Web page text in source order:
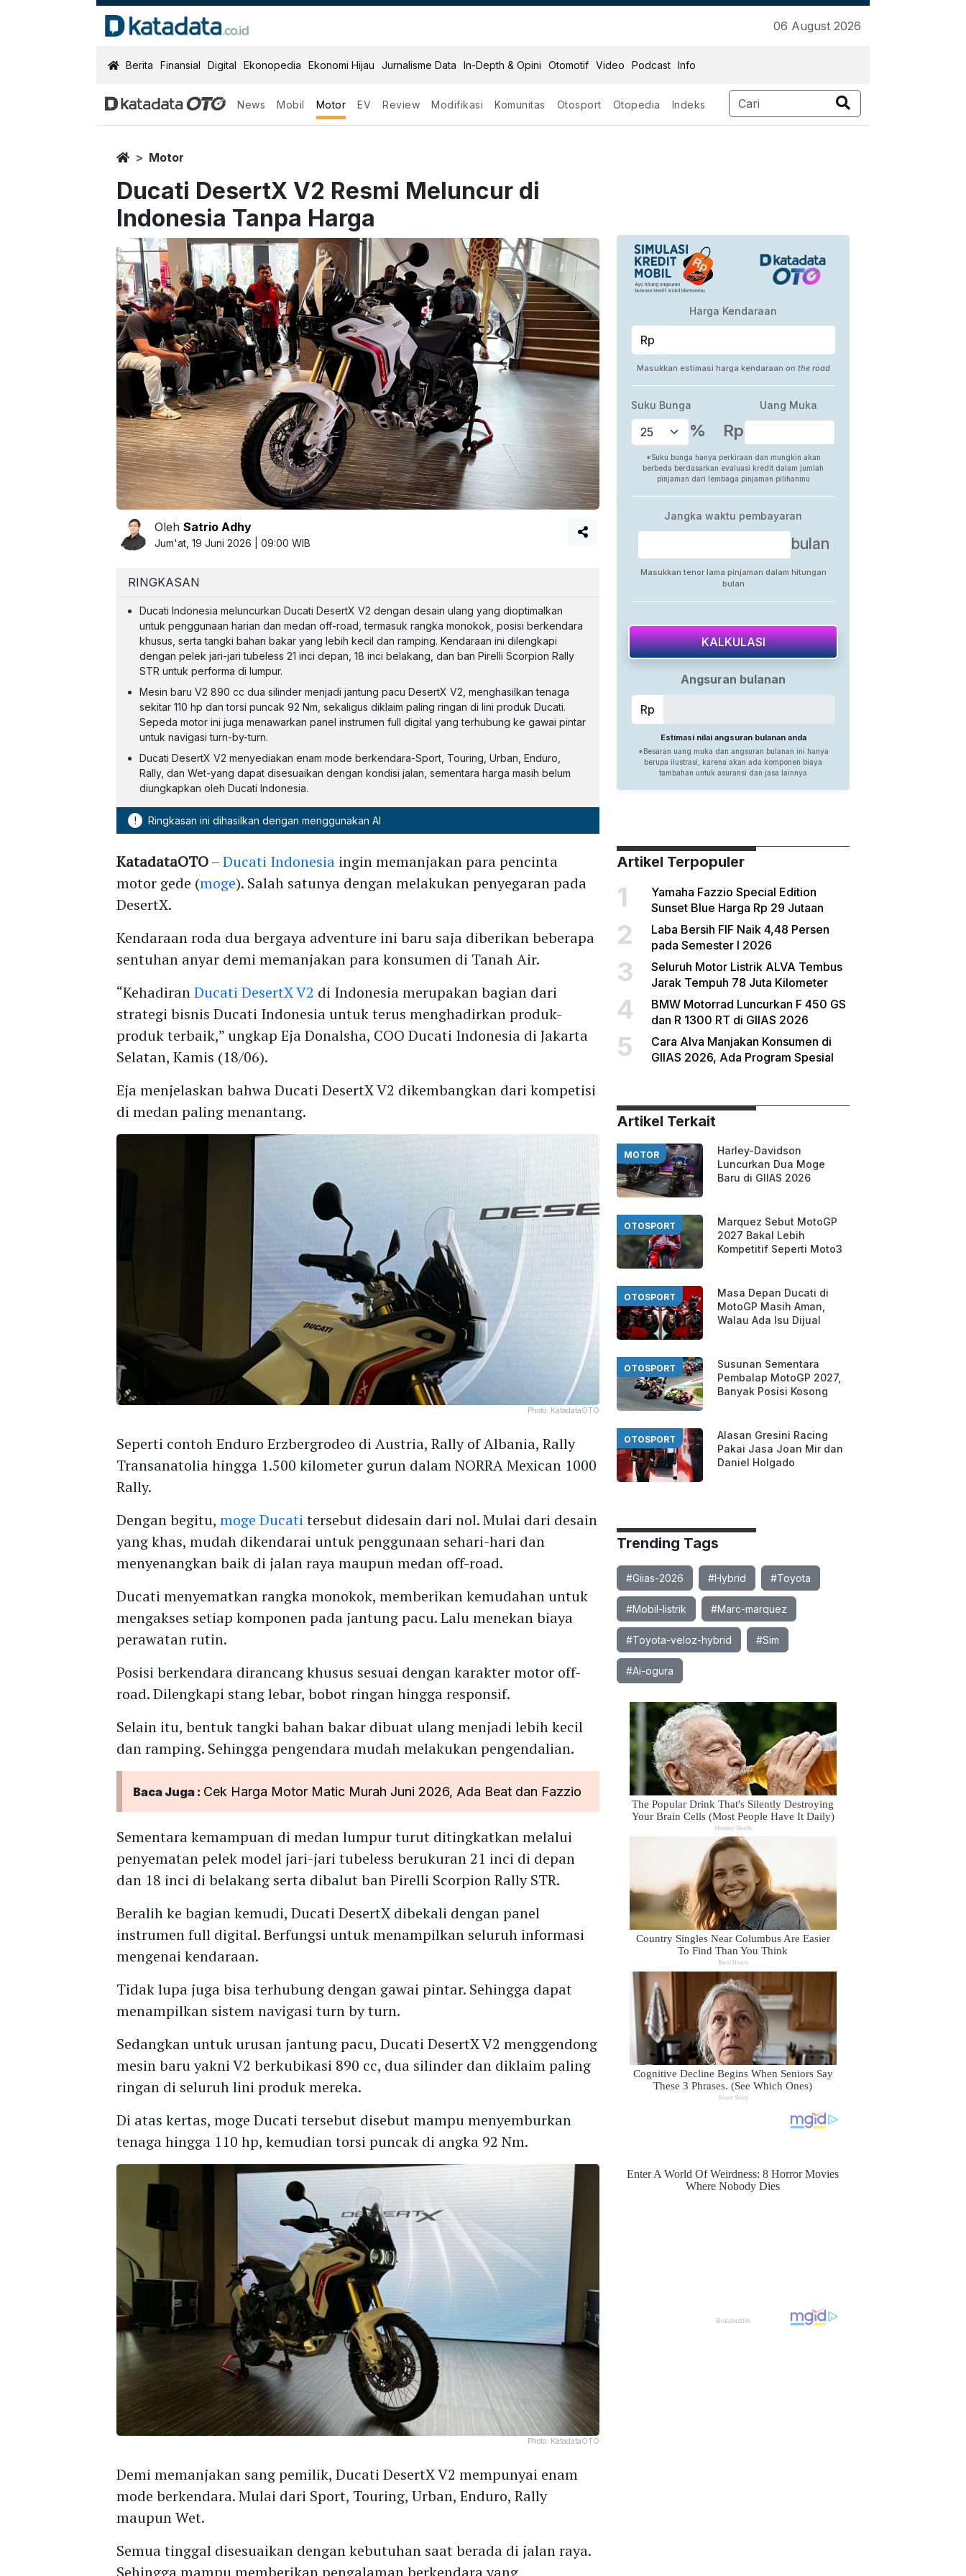
06 August 2026
KatadataOTO
Berita Finansial Digital Ekonopedia Ekonomi Hijau Jurnalisme Data In-Depth & Opini Otomotif Video Podcast Info
News Mobil Motor EV Review Modifikasi Komunitas Otosport Otopedia Indeks
HomeMotor
Ducati DesertX V2 Resmi Meluncur di
Indonesia Tanpa Harga
OlehSatrio Adhy
Jum'at, 19 Juni 2026 | 09:00 WIB
RINGKASAN
Ducati Indonesia meluncurkan Ducati DesertX V2 dengan desain ulang yang dioptimalkan
untuk penggunaan harian dan medan off-road, termasuk rangka monokok, posisi berkendara
khusus, serta tangki bahan bakar yang lebih kecil dan ramping. Kendaraan ini dilengkapi
dengan pelek jari-jari tubeless 21 inci depan, 18 inci belakang, dan ban Pirelli Scorpion Rally
STR untuk performa di lumpur.
Mesin baru V2 890 cc dua silinder menjadi jantung pacu DesertX V2, menghasilkan tenaga
sekitar 110 hp dan torsi puncak 92 Nm, sekaligus diklaim paling ringan di lini produk Ducati.
Sepeda motor ini juga menawarkan panel instrumen full digital yang terhubung ke gawai pintar
untuk navigasi turn-by-turn.
Ducati DesertX V2 menyediakan enam mode berkendara-Sport, Touring, Urban, Enduro,
Rally, dan Wet-yang dapat disesuaikan dengan kondisi jalan, sementara harga masih belum
diungkapkan oleh Ducati Indonesia.
! Ringkasan ini dihasilkan dengan menggunakan AI
KatadataOTO–Ducati Indonesia ingin memanjakan para pencinta
motor gede (moge). Salah satunya dengan melakukan penyegaran pada
DesertX.
Kendaraan roda dua bergaya adventure ini baru saja diberikan beberapa
sentuhan anyar demi memanjakan para konsumen di Tanah Air.
“KehadiranDucati DesertX V2 di Indonesia merupakan bagian dari
strategi bisnis Ducati Indonesia untuk terus menghadirkan produk-
produk terbaik,” ungkap Eja Donalsha, COO Ducati Indonesia di Jakarta
Selatan, Kamis (18/06).
Eja menjelaskan bahwa Ducati DesertX V2 dikembangkan dari kompetisi
di medan paling menantang.
Photo: KatadataOTO
Seperti contoh Enduro Erzbergrodeo di Austria, Rally of Albania, Rally
Transanatolia hingga 1.500 kilometer gurun dalam NORRA Mexican 1000
Rally.
Dengan begitu,moge Ducati tersebut didesain dari nol. Mulai dari desain
yang khas, mudah dikendarai untuk penggunaan sehari-hari dan
menyenangkan baik di jalan raya maupun medan off-road.
Ducati menyematkan rangka monokok, memberikan kemudahan untuk
mengakses setiap komponen pada jantung pacu. Lalu menekan biaya
perawatan rutin.
Posisi berkendara dirancang khusus sesuai dengan karakter motor off-
road. Dilengkapi stang lebar, bobot ringan hingga responsif.
Selain itu, bentuk tangki bahan bakar dibuat ulang menjadi lebih kecil
dan ramping. Sehingga pengendara mudah melakukan pengendalian.
Baca Juga : Cek Harga Motor Matic Murah Juni 2026, Ada Beat dan Fazzio
Sementara kemampuan di medan lumpur turut ditingkatkan melalui
penyematan pelek model jari-jari tubeless berukuran 21 inci di depan
dan 18 inci di belakang serta dibalut ban Pirelli Scorpion Rally STR.
Beralih ke bagian kemudi, Ducati DesertX dibekali dengan panel
instrumen full digital. Berfungsi untuk menampilkan seluruh informasi
mengenai kendaraan.
Tidak lupa juga bisa terhubung dengan gawai pintar. Sehingga dapat
menampilkan sistem navigasi turn by turn.
Sedangkan untuk urusan jantung pacu, Ducati DesertX V2 menggendong
mesin baru yakni V2 berkubikasi 890 cc, dua silinder dan diklaim paling
ringan di seluruh lini produk mereka.
Di atas kertas, moge Ducati tersebut disebut mampu menyemburkan
tenaga hingga 110 hp, kemudian torsi puncak di angka 92 Nm.
Photo: KatadataOTO
Demi memanjakan sang pemilik, Ducati DesertX V2 mempunyai enam
mode berkendara. Mulai dari Sport, Touring, Urban, Enduro, Rally
maupun Wet.
Semua tinggal disesuaikan dengan kebutuhan saat berada di jalan raya.
Sehingga mampu memberikan pengalaman berkendara yang
Artikel Terpopuler
1
Yamaha Fazzio Special Edition
Sunset Blue Harga Rp 29 Jutaan
2
Laba Bersih FIF Naik 4,48 Persen
pada Semester I 2026
3
Seluruh Motor Listrik ALVA Tembus
Jarak Tempuh 78 Juta Kilometer
4
BMW Motorrad Luncurkan F 450 GS
dan R 1300 RT di GIIAS 2026
5
Cara Alva Manjakan Konsumen di
GIIAS 2026, Ada Program Spesial
Artikel Terkait
MOTOR
Harley-Davidson
Luncurkan Dua Moge
Baru di GIIAS 2026
OTOSPORT
Marquez Sebut MotoGP
2027 Bakal Lebih
Kompetitif Seperti Moto3
OTOSPORT
Masa Depan Ducati di
MotoGP Masih Aman,
Walau Ada Isu Dijual
OTOSPORT
Susunan Sementara
Pembalap MotoGP 2027,
Banyak Posisi Kosong
OTOSPORT
Alasan Gresini Racing
Pakai Jasa Joan Mir dan
Daniel Holgado
Trending Tags
#Giias-2026 #Hybrid #Toyota
#Mobil-listrik #Marc-marquez
#Toyota-veloz-hybrid #Sim
#Ai-ogura